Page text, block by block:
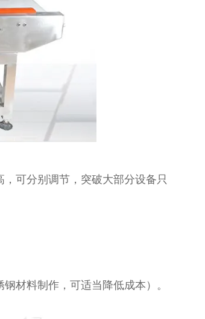
可分别调节，突破大部分设备只
材料制作，可适当降低成本）。